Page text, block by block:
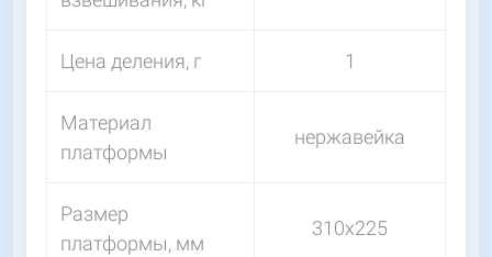
Цена деления, г 1
Материал
платформы
нержавейка
Размер
платформы, мм
310х225